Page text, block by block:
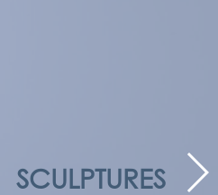
SCULPTURES